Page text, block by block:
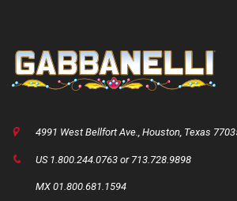
4991 West Bellfort Ave., Houston, Texas
US 1.800.244.0763 or 713.728.9898
MX 01.800.681.1594